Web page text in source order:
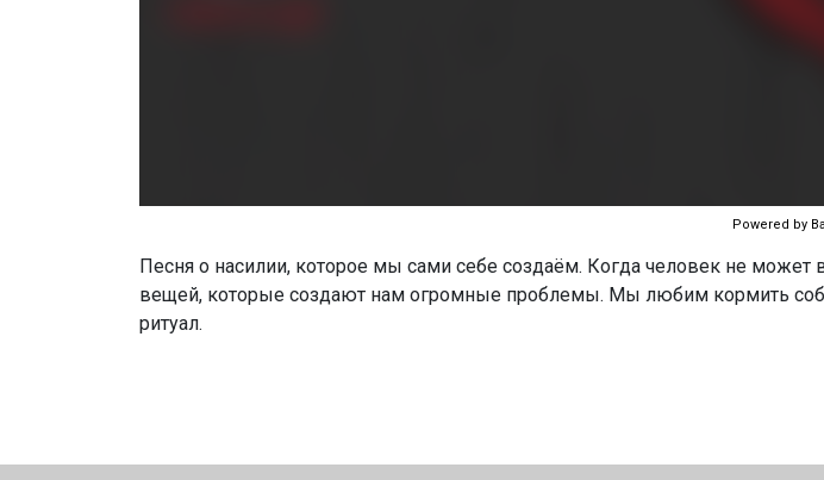
Powered by
Песня о насилии, которое мы сами себе создаём. Когда человек не может
вещей, которые создают нам огромные проблемы. Мы любим кормить
ритуал.